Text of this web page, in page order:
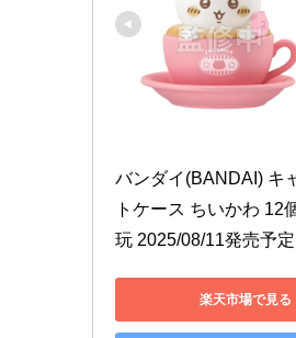
バンダイ(BANDAI) キ
トケース ちいかわ 12
玩 2025/08/11発売予定
楽天市場で見る